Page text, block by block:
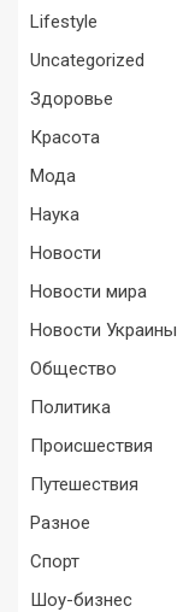
Lifestyle
Uncategorized
Здоровье
Красота
Мода
Наука
Новости
Новости мира
Новости Украины
Общество
Политика
Происшествия
Путешествия
Разное
Спорт
Шоу-бизнес